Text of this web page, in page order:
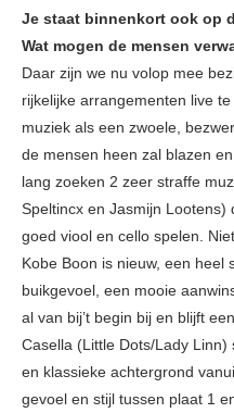
Je staat binnenkort ook op
Wat mogen de mensen
Daar zijn we nu volop mee
rijkelijke arrangementen live
muziek als een zwoele,
de mensen heen zal blazen
lang zoeken 2 zeer straffe
Speltincx en Jasmijn
goed viool en cello spelen.
Kobe Boon is nieuw, een heel
buikgevoel, een mooie
al van bij’t begin bij en blijft
Casella (Little Dots/Lady
en klassieke achtergrond
gevoel en stijl tussen plaat 1